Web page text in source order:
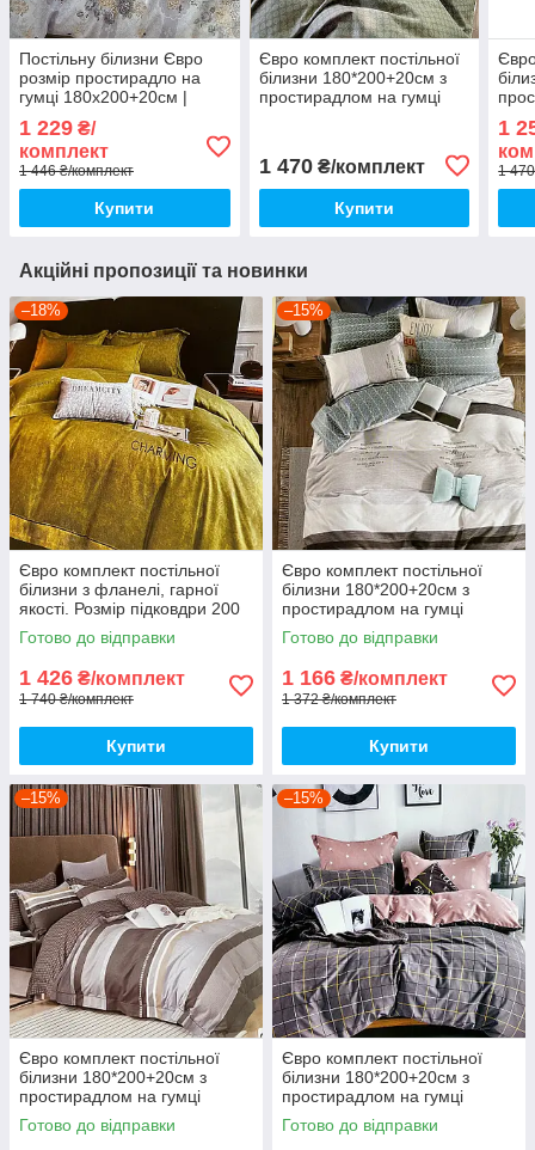
Постільну білизни Євро
розмір простирадло на
гумці 180х200+20см |
білизни Фланель
1 229 ₴/
комплект
1 446 ₴/комплект
Купити
Євро комплект постільної
білизни 180*200+20см з
простирадлом на гумці
1 470₴/комплект
Купити
1
1
Акційні пропозиції та новинки
–18%
Євро комплект постільної
білизни з фланелі, гарної
якості. Розмір підковдри 200
на 220
Готово до відправки
1 426 ₴/комплект
1 740 ₴/комплект
Купити
–15%
Євро комплект постільної
білизни 180*200+20см з
простирадлом на гумці
Постільна білизна з фланелі
євро розмір
Готово до відправки
1 166 ₴/комплект
1 372 ₴/комплект
Купити
–15%
Євро комплект постільної
білизни 180*200+20см з
простирадлом на гумці
Постільна білизна з фланелі
євро розмір
Готово до відправки
–15%
Євро комплект постільної
білизни 180*200+20см з
простирадлом на гумці
Постільна білизна з фланелі
євро розмір
Готово до відправки